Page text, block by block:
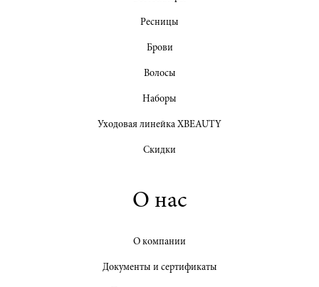
О нас
О компании
Документы и сертификаты
Ресницы
Брови
Волосы
Наборы
Уходовая линейка XBEAUTY
Скидки